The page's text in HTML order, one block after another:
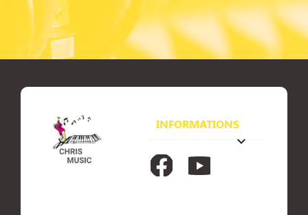
INFORMATIONS
keyboard_arrow_down
FacebookYouTube